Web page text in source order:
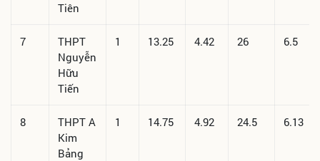
Tiên
7
THPT
Nguyễn
Hữu
Tiến
1 13.25 4.42 26 6.5
8
THPT A
Kim
Bảng
1 14.75 4.92 24.5 6.13